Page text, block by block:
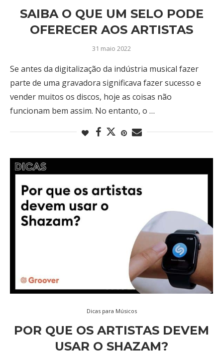
SAIBA O QUE UM SELO PODE
OFERECER AOS ARTISTAS
31 maio 2022
Se antes da digitalização da indústria musical fazer
parte de uma gravadora significava fazer sucesso e
vender muitos os discos, hoje as coisas não
funcionam bem assim. No entanto, o …
Dicas para Músicos
POR QUE OS ARTISTAS DEVEM
USAR O SHAZAM?